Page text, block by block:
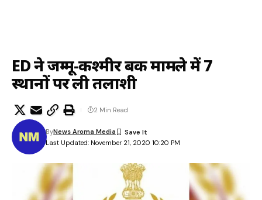
ED ने जम्मू-कश्मीर बैंक मामले में 7
स्थानों पर ली तलाशी
Last Updated: November 21, 2020 10:20 PM
ByNews Aroma Media
2 Min Read